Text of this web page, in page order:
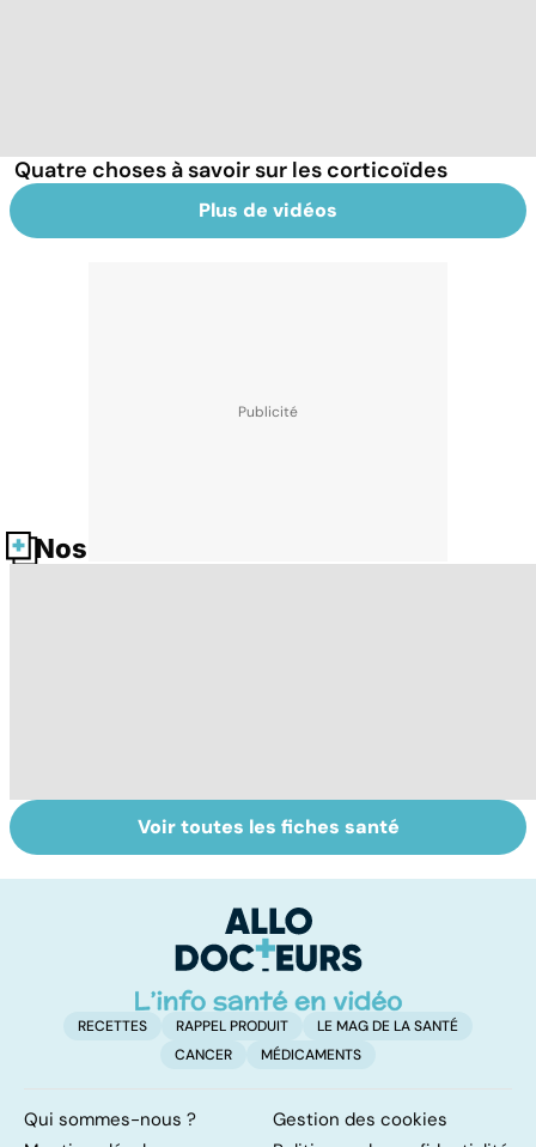
Quatre choses à savoir sur les corticoïdes
Plus de vidéos
Nos fiches santé
La tuberculose
pulmonaire
Tout savoir sur
les virus
Voir toutes les fiches santé
RECETTES RAPPEL PRODUIT
LE MAG DE LA SANTÉ
CANCER
MÉDICAMENTS
Qui sommes-nous ?
Gestion des cookies